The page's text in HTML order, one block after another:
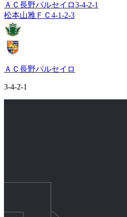
ＡＣ長野パルセイロ3-4-2-1
松本山雅ＦＣ 4-1-2-3
ＡＣ長野パルセイロ
3-4-2-1